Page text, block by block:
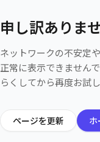
申し訳ありま
ネットワークの不安定
正常に表示できません
らくしてから再度お試
ページを更新 ホ